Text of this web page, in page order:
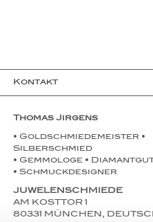
Kontakt
Thomas Jirgens
• Goldschmiedemeister •
Silberschmied
• Gemmologe •
• Schmuckdesigner
JUWELENSCHMIEDE
AM KOSTTOR 1
80331 MÜNCHEN,